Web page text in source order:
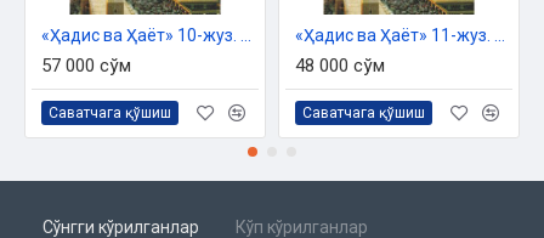
Руқайя бинти Расулуллоҳ розияллоҳу анҳонинг фазллари
Фотима розияллоҳу анҳонинг фазллари
Набий соллаллоҳу алайҳи васаллам мавлотлари Умму
Айманнинг фазллари
Умму Сулайм розияллоҳу анҳонинг фазллари
57 000 сўм
Саватчага қўшиш
48 000 сўм
Саватчага қўшиш
Сўнгги кўрилганлар Кўп кўрилганлар